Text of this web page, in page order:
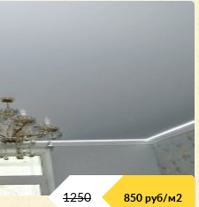
1250 850 руб/м2